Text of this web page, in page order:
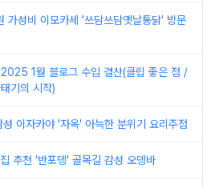
가성비 이모카세 '쓰담쓰담옛날통닭' 방문
1월 블로그 수입 결산(클립 좋은 점 /
기의 시작)
이자카야 '자옥' 아늑한 분위기 요리주점
추천 '반포뎅' 골목길 감성 오뎅바